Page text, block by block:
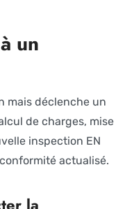
un
mais déclenche un
de charges, mise
inspection EN
actualisé.